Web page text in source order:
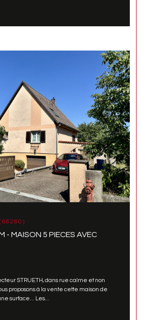
- MAISON 5 PIECES AVEC
STRUETH, dans rue calme et non
proposons à la vente cette maison de
surface... Les...